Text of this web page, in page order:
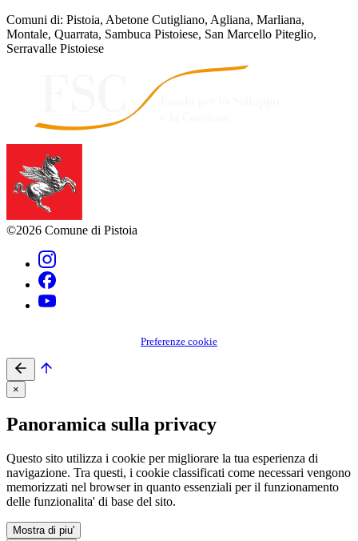
Comuni di: Pistoia, Abetone Cutigliano, Agliana, Marliana,
Montale, Quarrata, Sambuca Pistoiese, San Marcello Piteglio,
Serravalle Pistoiese
©2026 Comune di Pistoia
Preferenze cookie
×
Panoramica sulla privacy
Questo sito utilizza i cookie per migliorare la tua esperienza di
navigazione. Tra questi, i cookie classificati come necessari vengono
memorizzati nel browser in quanto essenziali per il funzionamento
delle funzionalita' di base del sito.
Mostra di piu'